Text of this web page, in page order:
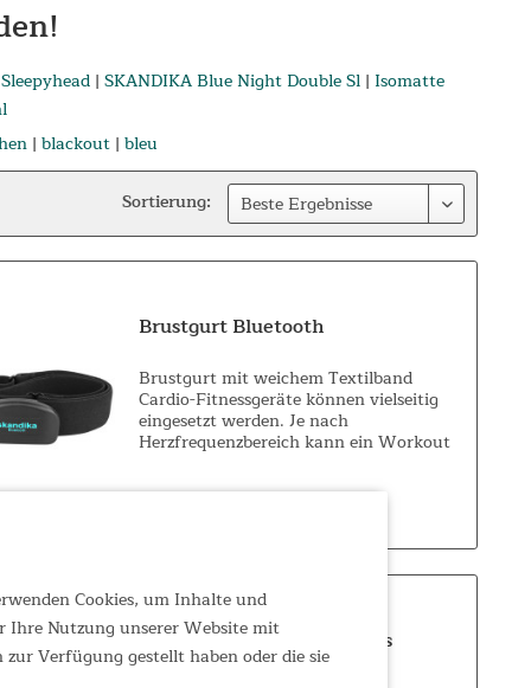
| SKANDIKA Blue Night Double Sl | Isomatte
| blackout| bleu
Sortierung:
Brustgurt Bluetooth
Brustgurt mit weichem Textilband
Cardio-Fitnessgeräte können vielseitig
eingesetzt werden. Je nach
Herzfrequenzbereich kann ein Workout
der Kondition und der Ausdauer oder die
44,95 €
Liege-Ergometer Centaurus
Bluetooth mit...
Cookies, um Inhalte und
Ihre Nutzung unserer Website mit
Verfügung gestellt haben oder die sie